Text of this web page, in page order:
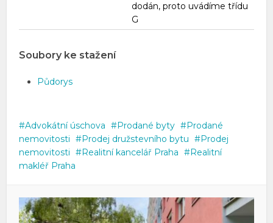
dodán, proto uvádíme třídu
G
Soubory ke stažení
Půdorys
Advokátní úschova Prodané byty
Prodané
nemovitosti
Prodej družstevního bytu
Prodej
nemovitosti
Realitní kancelář Praha
Realitní
makléř Praha